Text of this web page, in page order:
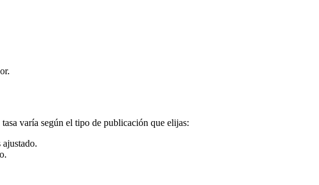
tasa varía según el tipo de publicación que elijas: